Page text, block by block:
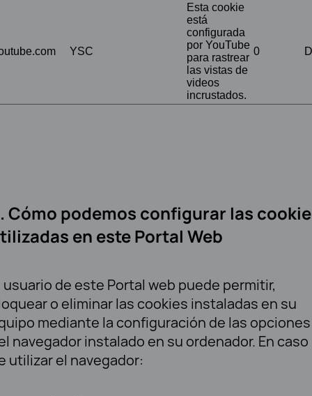
YSC
Esta cookie
está
configurada
por YouTube
para rastrear
las vistas de
videos
incrustados.
0
Cómo podemos configurar las
en este Portal Web
usuario de este Portal web puede permitir,
o eliminar las cookies instaladas en su
mediante la configuración de las opciones
navegador instalado en su ordenador. En caso
utilizar el navegador: